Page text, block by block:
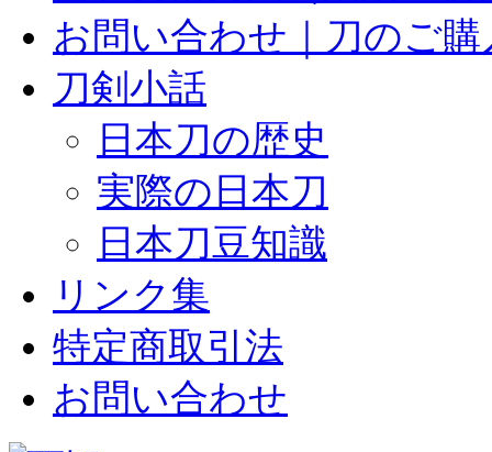
お問い合わせ｜刀のご
刀剣小話
日本刀の歴史
実際の日本刀
日本刀豆知識
リンク集
特定商取引法
お問い合わせ